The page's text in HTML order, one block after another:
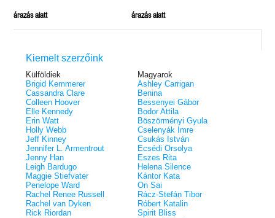
árazás alatt árazás alatt
Kiemelt szerzőink
Külföldiek
Brigid Kemmerer
Cassandra Clare
Colleen Hoover
Elle Kennedy
Erin Watt
Holly Webb
Jeff Kinney
Jennifer L. Armentrout
Jenny Han
Leigh Bardugo
Maggie Stiefvater
Penelope Ward
Rachel Renee Russell
Rachel van Dyken
Rick Riordan
Magyarok
Ashley Carrigan
Benina
Bessenyei Gábor
Bodor Attila
Böszörményi Gyula
Cselenyák Imre
Csukás István
Ecsédi Orsolya
Eszes Rita
Helena Silence
Kántor Kata
On Sai
Rácz-Stefán Tibor
Róbert Katalin
Spirit Bliss